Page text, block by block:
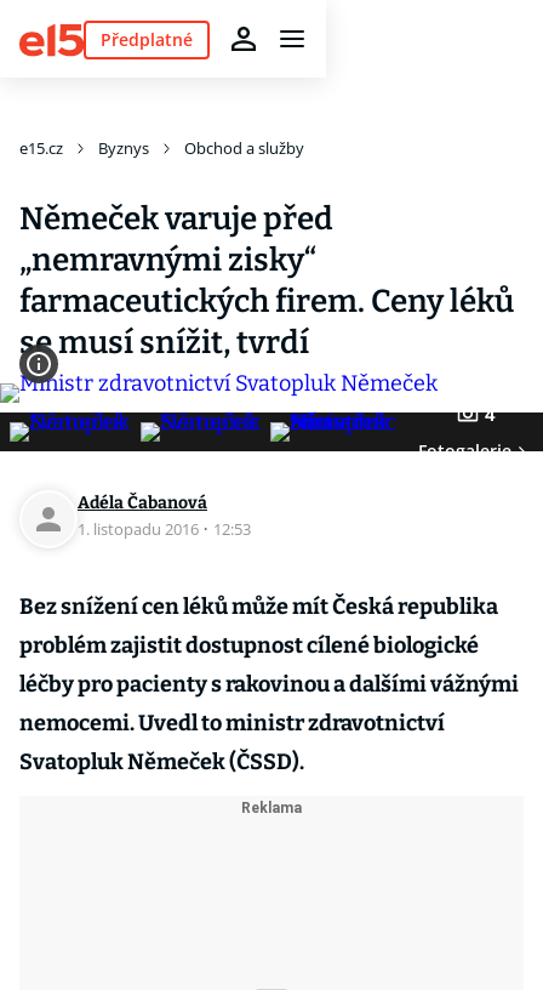
Předplatné
e15.cz Byznys Obchod a služby
Němeček varuje před
„nemravnými zisky“
farmaceutických firem. Ceny léků
se musí snížit, tvrdí
4
Fotogalerie
Adéla Čabanová
1. listopadu 2016 · 12:53
Bez snížení cen léků může mít Česká republika
problém zajistit dostupnost cílené biologické
léčby pro pacienty s rakovinou a dalšími vážnými
nemocemi. Uvedl to ministr zdravotnictví
Svatopluk Němeček (ČSSD).